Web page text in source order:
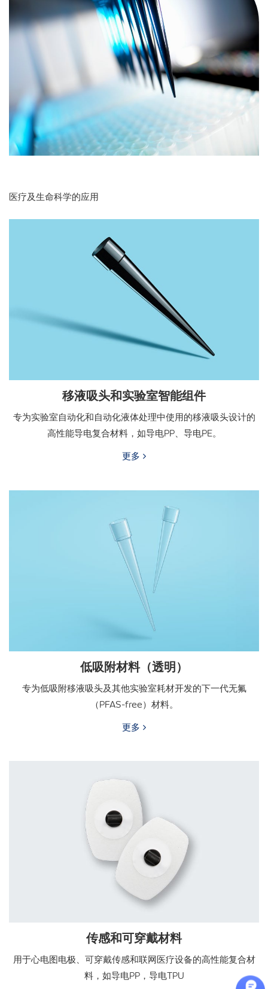
医疗及生命科学的应用
移液吸头和实验室智能组件
专为实验室自动化和自动化液体处理中使用的移液吸头设计的
高性能导电复合材料，如导电PP、导电PE。
更多
低吸附材料（透明）
专为低吸附移液吸头及其他实验室耗材开发的下一代无氟
（PFAS-free）材料。
更多
传感和可穿戴材料
用于心电图电极、可穿戴传感和联网医疗设备的高性能复合材
料，如导电PP，导电TPU